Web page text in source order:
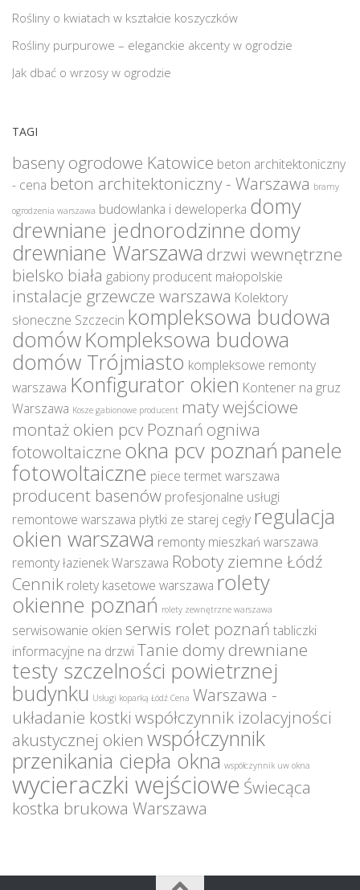
Rośliny o kwiatach w kształcie koszyczków
Rośliny purpurowe – eleganckie akcenty w ogrodzie
Jak dbać o wrzosy w ogrodzie
TAGI
baseny ogrodowe Katowice beton architektoniczny
- cena beton architektoniczny - Warszawa bramy
ogrodzenia warszawa budowlanka i deweloperka domy
drewniane jednorodzinne domy
drewniane Warszawa drzwi wewnętrzne
bielsko biała gabiony producent małopolskie
instalacje grzewcze warszawa Kolektory
słoneczne Szczecin kompleksowa budowa
domówKompleksowa budowa
domów Trójmiasto kompleksowe remonty
warszawa Konfigurator okien Kontener na gruz
Warszawa Kosze gabionowe producent maty wejściowe
montaż okien pcv Poznań ogniwa
fotowoltaiczne okna pcv poznań panele
fotowoltaiczne piece termet warszawa
producent basenów profesjonalne usługi
remontowe warszawa płytki ze starej cegły regulacja
okien warszawa remonty mieszkań warszawa
remonty łazienek Warszawa Roboty ziemne Łódź
Cennik rolety kasetowe warszawa rolety
okienne poznań rolety zewnętrzne warszawa
serwisowanie okien serwis rolet poznań tabliczki
informacyjne na drzwiTanie domy drewniane
testy szczelności powietrznej
budynku Usługi koparką Łódź Cena Warszawa -
układanie kostki współczynnik izolacyjności
akustycznej okien współczynnik
przenikania ciepła okna współczynnik uw okna
wycieraczki wejściowe Świecąca
kostka brukowa Warszawa